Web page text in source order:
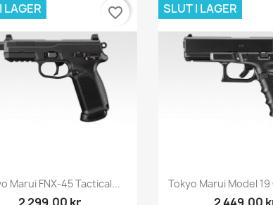
Snabbvy
Marui FNX-45 Tactical...
LAGER favorite_border

Tokyo Marui Model 19
SLUT I LAGER